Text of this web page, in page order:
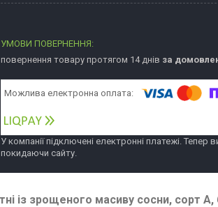
повернення товару протягом 14 днів за
У компанії підключені електронні платежі.
покидаючи сайту.
із зрощеного масиву сосни, сорт А,